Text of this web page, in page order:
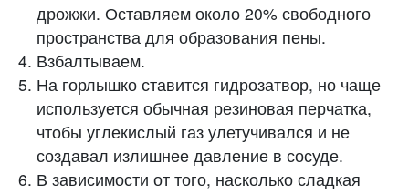
дрожжи. Оставляем около 20% свободного
пространства для образования пены.
Взбалтываем.
На горлышко ставится гидрозатвор, но чаще
используется обычная резиновая перчатка,
чтобы углекислый газ улетучивался и не
создавал излишнее давление в сосуде.
В зависимости от того, насколько сладкая